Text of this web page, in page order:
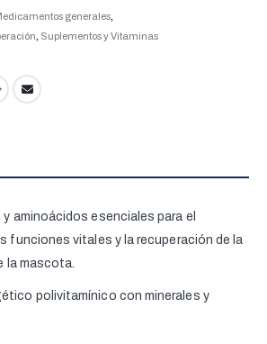
generales,
, Suplementos y Vitaminas
aminoácidos esenciales para el
funciones vitales y la recuperación de la
la mascota.
polivitamínico con minerales y